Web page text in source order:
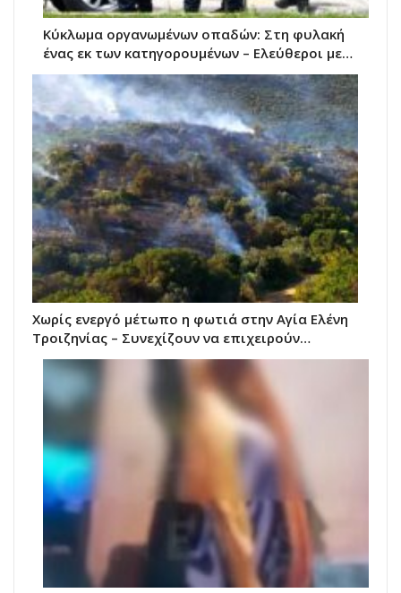
Κύκλωμα οργανωμένων οπαδών: Στη φυλακή
ένας εκ των κατηγορουμένων – Ελεύθεροι με…
Χωρίς ενεργό μέτωπο η φωτιά στην Αγία Ελένη
Τροιζηνίας – Συνεχίζουν να επιχειρούν…